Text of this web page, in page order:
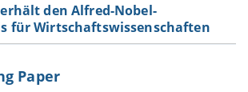
den Alfred-Nobel-
für Wirtschaftswissenschaften
Paper